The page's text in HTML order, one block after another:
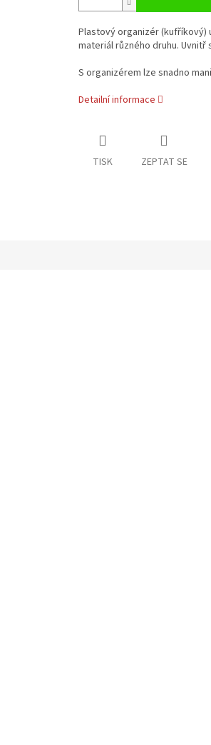
Plastový organizér
materiál různého druhu.
S organizérem lze snadno
Detailní informace
TISK ZEPTAT SE